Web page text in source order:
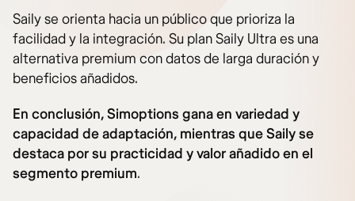
Saily se orienta hacia un público que prioriza la
facilidad y la integración. Su plan Saily Ultra es una
alternativa premium con datos de larga duración y
beneficios añadidos.
En conclusión, Simoptions gana en variedad y
capacidad de adaptación, mientras que Saily se
destaca por su practicidad y valor añadido en el
segmento premium.